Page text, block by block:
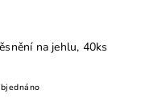
na jehlu, 40ks